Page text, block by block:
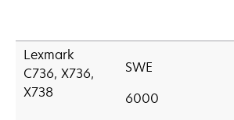
Lexmark
C736, X736,
X738
SWE
6000